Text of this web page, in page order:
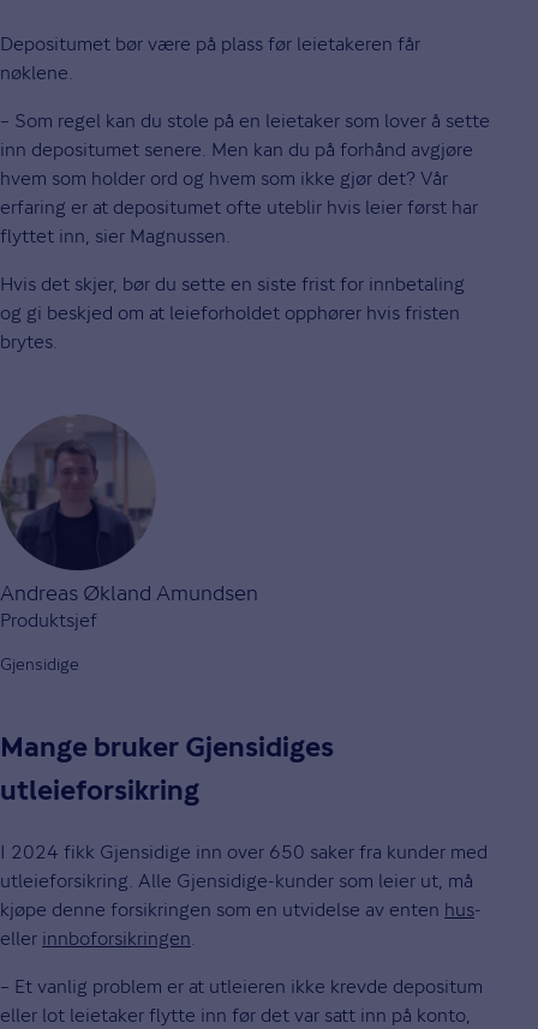
Depositumet bør være på plass før leietakeren får
nøklene.
– Som regel kan du stole på en leietaker som lover å sette
inn depositumet senere. Men kan du på forhånd avgjøre
hvem som holder ord og hvem som ikke gjør det? Vår
erfaring er at depositumet ofte uteblir hvis leier først har
flyttet inn, sier Magnussen.
Hvis det skjer, bør du sette en siste frist for innbetaling
og gi beskjed om at leieforholdet opphører hvis fristen
brytes.
Andreas Økland Amundsen
Produktsjef
Gjensidige
Mange bruker Gjensidiges
utleieforsikring
I 2024 fikk Gjensidige inn over 650 saker fra kunder med
utleieforsikring. Alle Gjensidige-kunder som leier ut, må
kjøpe denne forsikringen som en utvidelse av enten hus-
eller innboforsikringen
– Et vanlig problem er at utleieren ikke krevde depositum
eller lot leietaker flytte inn før det var satt inn på konto,